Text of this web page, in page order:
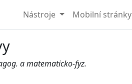
Nástroje Mobilní stránky
a matematicko-fyz.